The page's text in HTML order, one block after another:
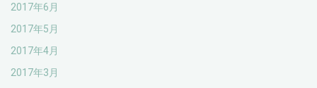
2017年6月
2017年5月
2017年4月
2017年3月